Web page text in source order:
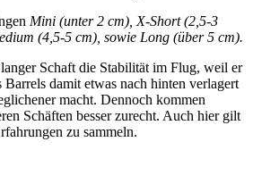
Mini (unter 2 cm), X-Short (2,5-3
(4,5-5 cm), sowie Long (über 5 cm).
Schaft die Stabilität im Flug, weil er
Barrels damit etwas nach hinten verlagert
macht. Dennoch kommen
Schäften besser zurecht. Auch hier gilt
zu sammeln.